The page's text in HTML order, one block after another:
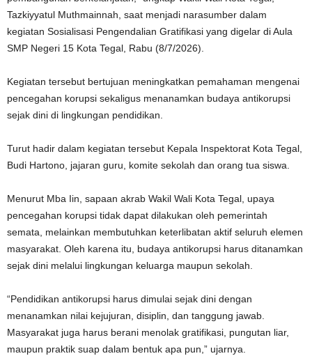
Tazkiyyatul Muthmainnah, saat menjadi narasumber dalam
kegiatan Sosialisasi Pengendalian Gratifikasi yang digelar di Aula
SMP Negeri 15 Kota Tegal, Rabu (8/7/2026).
Kegiatan tersebut bertujuan meningkatkan pemahaman mengenai
pencegahan korupsi sekaligus menanamkan budaya antikorupsi
sejak dini di lingkungan pendidikan.
Turut hadir dalam kegiatan tersebut Kepala Inspektorat Kota Tegal,
Budi Hartono, jajaran guru, komite sekolah dan orang tua siswa.
Menurut Mba Iin, sapaan akrab Wakil Wali Kota Tegal, upaya
pencegahan korupsi tidak dapat dilakukan oleh pemerintah
semata, melainkan membutuhkan keterlibatan aktif seluruh elemen
masyarakat. Oleh karena itu, budaya antikorupsi harus ditanamkan
sejak dini melalui lingkungan keluarga maupun sekolah.
“Pendidikan antikorupsi harus dimulai sejak dini dengan
menanamkan nilai kejujuran, disiplin, dan tanggung jawab.
Masyarakat juga harus berani menolak gratifikasi, pungutan liar,
maupun praktik suap dalam bentuk apa pun,” ujarnya.